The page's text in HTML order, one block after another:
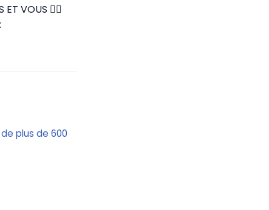
ET VOUS ✍🏼
plus de 600